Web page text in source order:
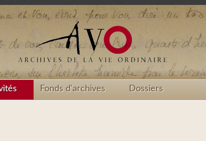
Fonds d'archives Dossiers